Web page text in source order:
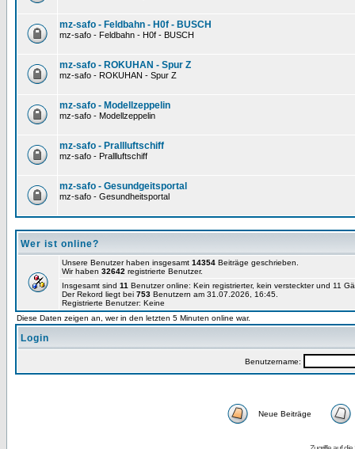
mz-safo - Feldbahn - H0f - BUSCH
mz-safo - Feldbahn - H0f - BUSCH
mz-safo - ROKUHAN - Spur Z
mz-safo - ROKUHAN - Spur Z
mz-safo - Modellzeppelin
mz-safo - Modellzeppelin
mz-safo - Prallluftschiff
mz-safo - Prallluftschiff
mz-safo - Gesundgeitsportal
mz-safo - Gesundheitsportal
Wer ist online?
Unsere Benutzer haben insgesamt 14354 Beiträge geschrieben.
Wir haben 32642 registrierte Benutzer.
Insgesamt sind 11 Benutzer online: Kein registrierter, kein versteckter und 11
Der Rekord liegt bei 753 Benutzern am 31.07.2026, 16:45.
Registrierte Benutzer: Keine
Diese Daten zeigen an, wer in den letzten 5 Minuten online war.
Login
Benutzername:
Neue Beiträge